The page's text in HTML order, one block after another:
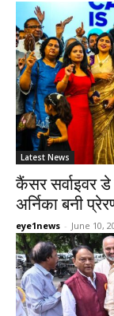
Latest News
कैंसर सर्वाइवर डे
अर्निका बनी
eye1news - June 10,